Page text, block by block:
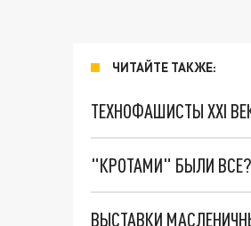
ЧИТАЙТЕ ТАКЖЕ:
ТЕХНОФАШИСТЫ XXI
"КРОТАМИ" БЫЛИ